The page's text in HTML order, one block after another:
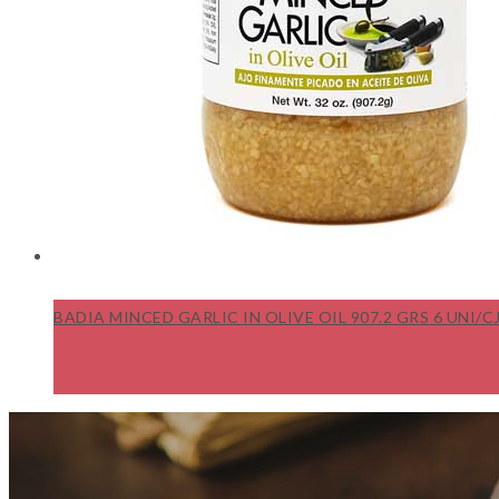
BADIA MINCED GARLIC IN OLIVE OIL 907.2 GRS 6 UNI/